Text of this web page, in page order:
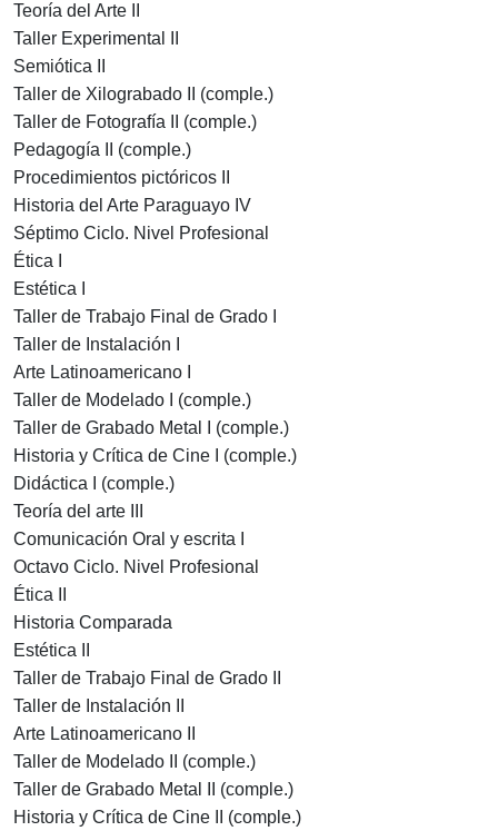
Teoría del Arte II
Taller Experimental II
Semiótica II
Taller de Xilograbado II (comple.)
Taller de Fotografía II (comple.)
Pedagogía II (comple.)
Procedimientos pictóricos II
Historia del Arte Paraguayo IV
Séptimo Ciclo. Nivel Profesional
Ética I
Estética I
Taller de Trabajo Final de Grado I
Taller de Instalación I
Arte Latinoamericano I
Taller de Modelado I (comple.)
Taller de Grabado Metal I (comple.)
Historia y Crítica de Cine I (comple.)
Didáctica I (comple.)
Teoría del arte III
Comunicación Oral y escrita I
Octavo Ciclo. Nivel Profesional
Ética II
Historia Comparada
Estética II
Taller de Trabajo Final de Grado II
Taller de Instalación II
Arte Latinoamericano II
Taller de Modelado II (comple.)
Taller de Grabado Metal II (comple.)
Historia y Crítica de Cine II (comple.)